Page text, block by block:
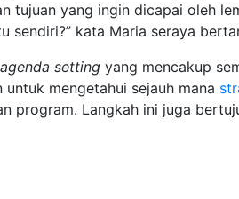
tujuan yang ingin dicapai oleh
sendiri?” kata Maria seraya
agenda setting yang mencakup
mengetahui sejauh mana
program. Langkah ini juga